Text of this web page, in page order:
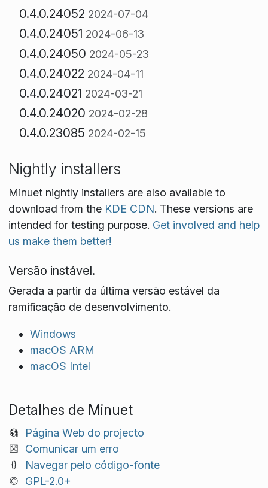
0.4.0.24052 2024-07-04
0.4.0.24051 2024-06-13
0.4.0.24050 2024-05-23
0.4.0.24022 2024-04-11
0.4.0.24021 2024-03-21
0.4.0.24020 2024-02-28
0.4.0.23085 2024-02-15
Nightly installers
Minuet nightly installers are also available to
download from the KDE CDN. These versions are
intended for testing purpose. Get involved and help
us make them better!
Versão instável.
Gerada a partir da última versão estável da
ramificação de desenvolvimento.
Windows
macOS ARM
macOS Intel
Detalhes de Minuet
Página Web do projecto
Comunicar um erro
Navegar pelo código-fonte
GPL-2.0+